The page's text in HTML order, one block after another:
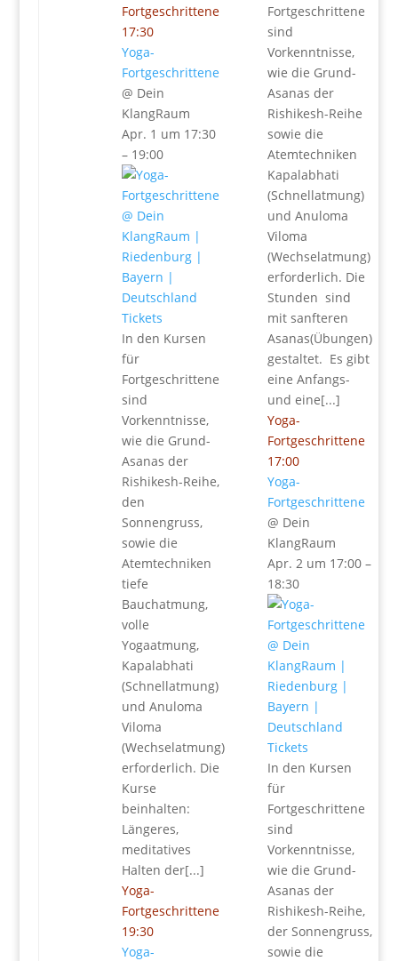
Fortgeschrittene
17:30
Yoga-
Fortgeschrittene
@ Dein
KlangRaum
Apr. 1 um 17:30
– 19:00
Tickets
In den Kursen
für
Fortgeschrittene
sind
Vorkenntnisse,
wie die Grund-
Asanas der
Rishikesh-Reihe,
den
Sonnengruss,
sowie die
Atemtechniken
tiefe
Bauchatmung,
volle
Yogaatmung,
Kapalabhati
(Schnellatmung)
und Anuloma
Viloma
(Wechselatmung)
erforderlich. Die
Kurse
beinhalten:
Längeres,
meditatives
Halten der[...]
Yoga-
Fortgeschrittene
19:30
Yoga-
Fortgeschrittene
sind
Vorkenntnisse,
wie die Grund-
Asanas der
Rishikesh-Reihe
sowie die
Atemtechniken
Kapalabhati
(Schnellatmung)
und Anuloma
Viloma
(Wechselatmung)
erforderlich. Die
Stunden sind
mit sanfteren
Asanas(Übungen)
gestaltet. Es gibt
eine Anfangs-
und eine[...]
Yoga-
Fortgeschrittene
17:00
Yoga-
Fortgeschrittene
@ Dein
KlangRaum
Apr. 2 um 17:00 –
18:30
Tickets
In den Kursen
für
Fortgeschrittene
sind
Vorkenntnisse,
wie die Grund-
Asanas der
Rishikesh-Reihe,
der Sonnengruss,
sowie die